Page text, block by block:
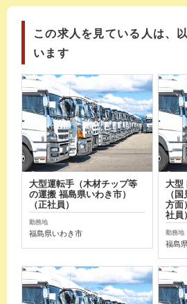
この求人を見ている人は、
います
大型運転手（木材チップ等
の運搬 福島県いわき市）
（正社員）
勤務地
福島県いわき市
大型
（
方面
社員）
勤務地
福島